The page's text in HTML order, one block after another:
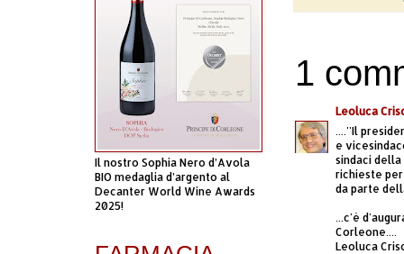
1
Leoluca
....''Il
e
sindaci
richieste
da parte
...c'é
Corleone....
Leoluca
Il nostro Sophia Nero d’Avola
BIO medaglia d’argento al
Decanter World Wine Awards
2025!